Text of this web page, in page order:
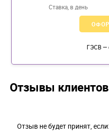
Ставка, в день
ГЭСВ —
Отзывы клиентов
Отзыв не будет принят, если: